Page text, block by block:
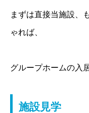
まずは直接当施設、
ゃれば、
グループホームの入
施設見学